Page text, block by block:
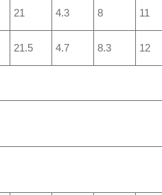
21 4.3 8 11
21.5 4.7 8.3 12